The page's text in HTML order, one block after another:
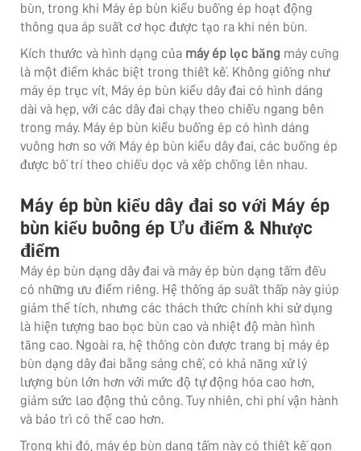
bùn, trong khi Máy ép bùn kiểu buồng ép hoạt động
thông qua áp suất cơ học được tạo ra khi nén bùn.
Kích thước và hình dạng của máy ép lọc băng máy cũng
là một điểm khác biệt trong thiết kế. Không giống như
máy ép trục vít, Máy ép bùn kiểu dây đai có hình dáng
dài và hẹp, với các dây đai chạy theo chiều ngang bên
trong máy. Máy ép bùn kiểu buồng ép có hình dáng
vuông hơn so với Máy ép bùn kiểu dây đai, các buồng ép
được bố trí theo chiều dọc và xếp chồng lên nhau.
Máy ép bùn kiểu dây đai so với Máy ép
bùn kiểu buồng ép Ưu điểm & Nhược
điểm
Máy ép bùn dạng dây đai và máy ép bùn dạng tấm đều
có những ưu điểm riêng. Hệ thống áp suất thấp này giúp
giảm thể tích, nhưng các thách thức chính khi sử dụng
là hiện tượng bao bọc bùn cao và nhiệt độ màn hình
tăng cao. Ngoài ra, hệ thống còn được trang bị máy ép
bùn dạng dây đai bằng sáng chế, có khả năng xử lý
lượng bùn lớn hơn với mức độ tự động hóa cao hơn,
giảm sức lao động thủ công. Tuy nhiên, chi phí vận hành
và bảo trì có thể cao hơn.
Trong khi đó, máy ép bùn dạng tấm này có thiết kế gọn